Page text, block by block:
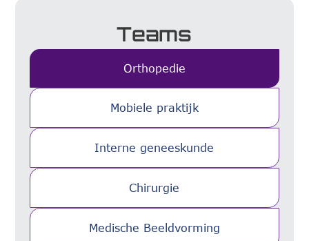
Teams
Orthopedie
Mobiele praktijk
Interne geneeskunde
Chirurgie
Medische Beeldvorming